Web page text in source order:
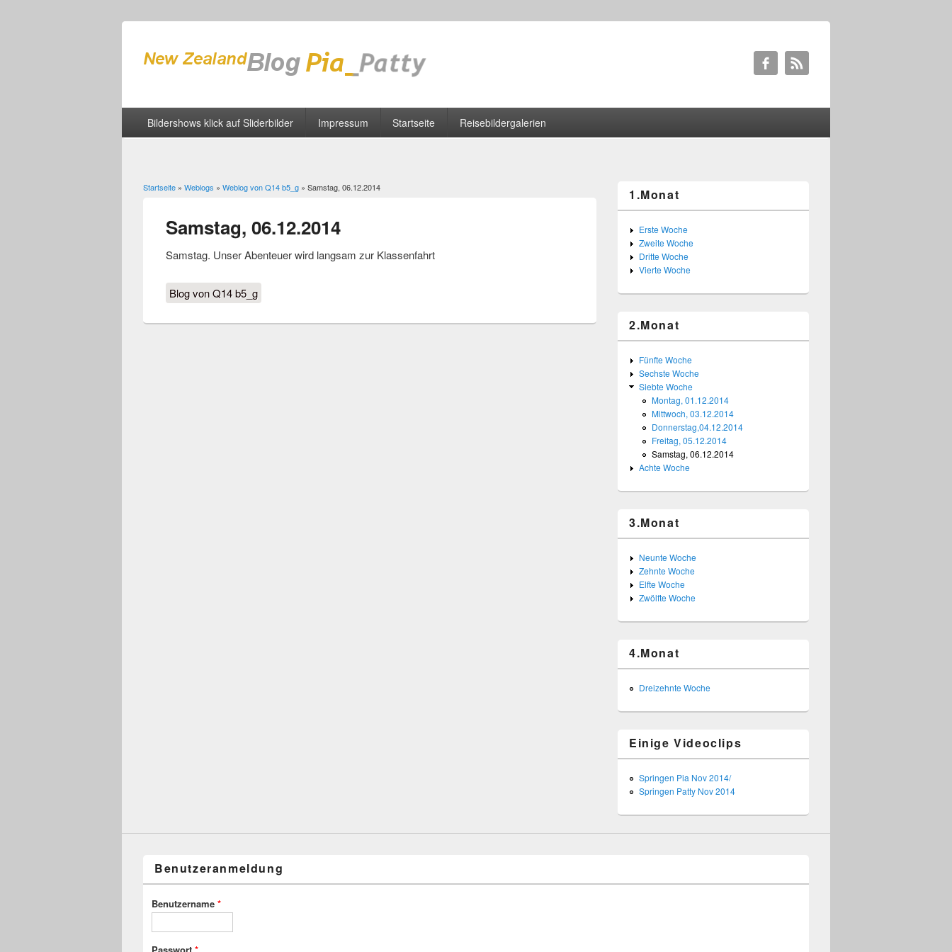
Bildershows klick auf Sliderbilder Impressum Startseite Reisebildergalerien
Sie sind hier
Startseite » Weblogs » Weblog von Q14 b5_g » Samstag, 06.12.2014
Samstag, 06.12.2014
Samstag. Unser Abenteuer wird langsam zur Klassenfahrt
Blog von Q14 b5_g
1.Monat
Erste Woche
Zweite Woche
Dritte Woche
Vierte Woche
2.Monat
Fünfte Woche
Sechste Woche
Siebte Woche
Montag, 01.12.2014
Mittwoch, 03.12.2014
Donnerstag,04.12.2014
Freitag, 05.12.2014
Samstag, 06.12.2014
Achte Woche
3.Monat
Neunte Woche
Zehnte Woche
Elfte Woche
Zwölfte Woche
4.Monat
Dreizehnte Woche
Einige Videoclips
Springen Pia Nov 2014/
Springen Patty Nov 2014
Benutzeranmeldung
Benutzername *